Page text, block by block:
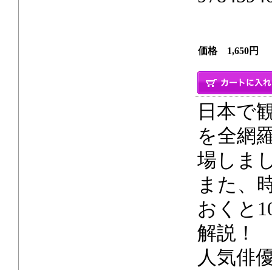
価格 1,650円
日本で
を全網
場しま
また、
おくと
解説！
人気俳